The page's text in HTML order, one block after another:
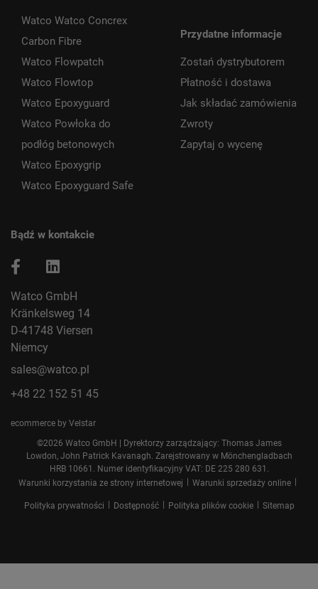
Watco Watco Concrex
Carbon Fibre
Watco Flowpatch
Watco Flowtop
Watco Epoxyguard
Watco Powłoka do
podłóg betonowych
Watco Epoxygrip
Watco Epoxyguard Safe
Przydatne informacje
Zostań dystrybutorem
Płatność i dostawa
Jak składać zamówienia
Zwroty
Zapytaj o wycenę
Bądź w kontakcie
Watco GmbH
Kränkelsweg 14
D-41748 Viersen
Niemcy
sales@watco.pl
+48 22 152 51 45
ecommerce by Velstar
©2026 Watco GmbH | Dyrektorzy zarządzający: Thomas James
Lowdon, John Patrick Kavanagh. Zarejstrowany w Mönchengladbach
HRB 10661. Numer identyfikacyjny VAT: DE 225 280 631.
Warunki korzystania ze strony internetowej
Warunki sprzedaży online
Polityka prywatności Dostępność Polityka plików cookie Sitemap